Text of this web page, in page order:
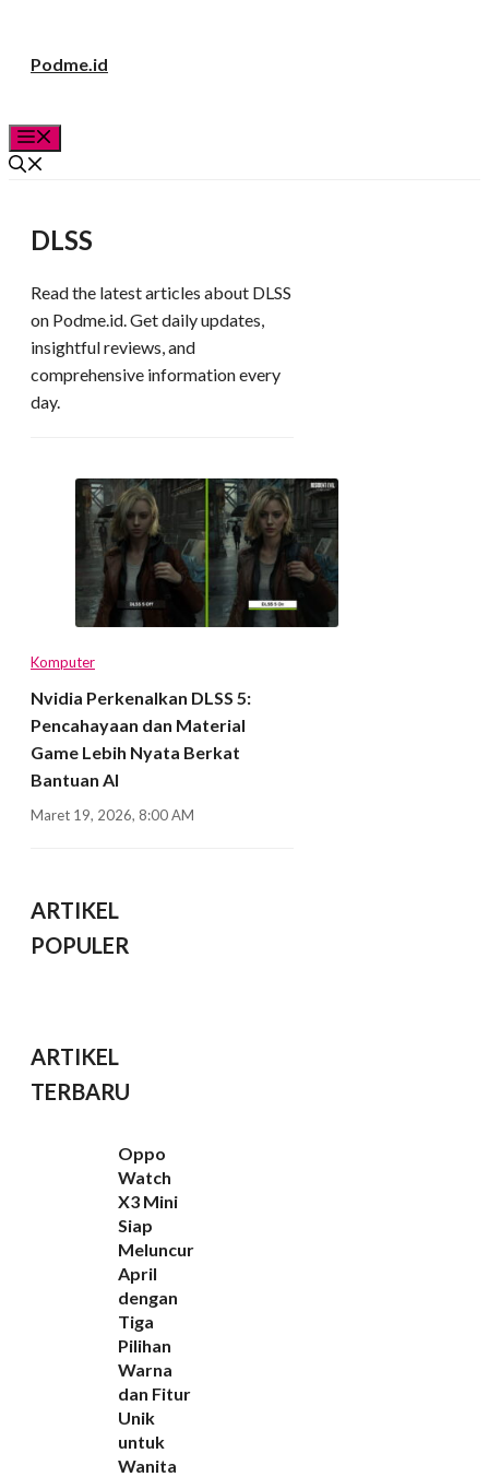
Podme.id
DLSS
Read the latest articles about DLSS
on Podme.id. Get daily updates,
insightful reviews, and
comprehensive information every
day.
Komputer
Nvidia Perkenalkan DLSS 5:
Pencahayaan dan Material
Game Lebih Nyata Berkat
Bantuan AI
Maret 19, 2026, 8:00 AM
ARTIKEL
POPULER
ARTIKEL
TERBARU
Oppo
Watch
X3 Mini
Siap
Meluncur
April
dengan
Tiga
Pilihan
Warna
dan Fitur
Unik
untuk
Wanita